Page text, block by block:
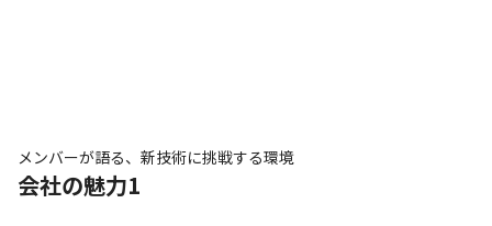
メンバーが語る、新技術に挑戦する環境
会社の魅力1